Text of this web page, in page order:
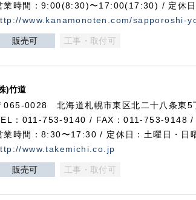
業時間：9:00(8:30)〜17:00(17:30) / 定休日
www.kanamonoten.com/sapporoshi-
販売可 工事・取付可
)竹道
065-0028 北海道札幌市東区北二十八条東5
：011-753-9140 / FAX：011-753-9148
業時間：8:30〜17:30 / 定休日：土曜日・日
www.takemichi.co.jp
販売可 工事・取付可